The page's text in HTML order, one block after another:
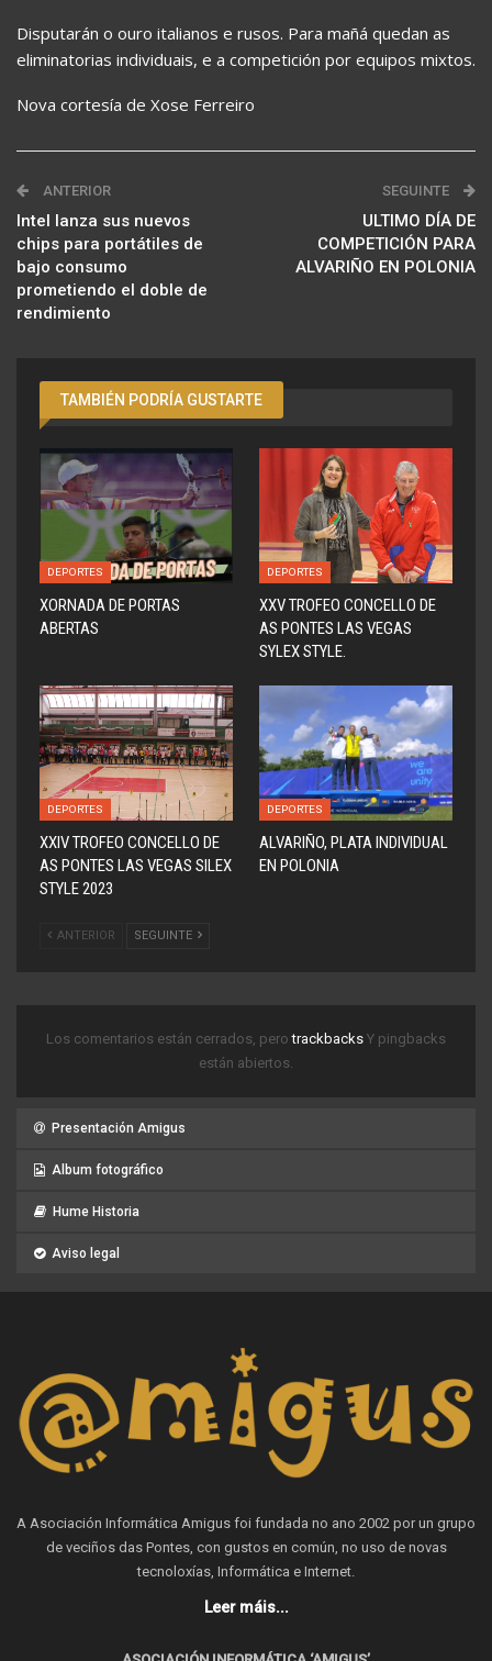
Disputarán o ouro italianos e rusos. Para mañá quedan as
eliminatorias individuais, e a competición por equipos mixtos.
Nova cortesía de Xose Ferreiro
ANTERIOR
Intel lanza sus nuevos
chips para portátiles de
bajo consumo
prometiendo el doble de
rendimiento
SEGUINTE
ULTIMO DÍA DE
COMPETICIÓN PARA
ALVARIÑO EN POLONIA
TAMBIÉN PODRÍA GUSTARTE
DEPORTES
XORNADA DE PORTAS
ABERTAS
DEPORTES
XXV TROFEO CONCELLO DE
AS PONTES LAS VEGAS
SYLEX STYLE.
DEPORTES
XXIV TROFEO CONCELLO DE
AS PONTES LAS VEGAS SILEX
STYLE 2023
DEPORTES
ALVARIÑO, PLATA INDIVIDUAL
EN POLONIA
ANTERIOR SEGUINTE
Los comentarios están cerrados, perotrackbacks Y pingbacks
están abiertos.
Presentación Amigus
Album fotográfico
Hume Historia
Aviso legal
A Asociación Informática Amigus foi fundada no ano 2002 por un grupo
de veciños das Pontes, con gustos en común, no uso de novas
tecnoloxías, Informática e Internet.
Leer máis...